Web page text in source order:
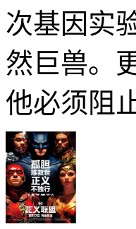
次基因实
然巨兽。
他必须阻